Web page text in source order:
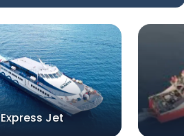
Express Jet